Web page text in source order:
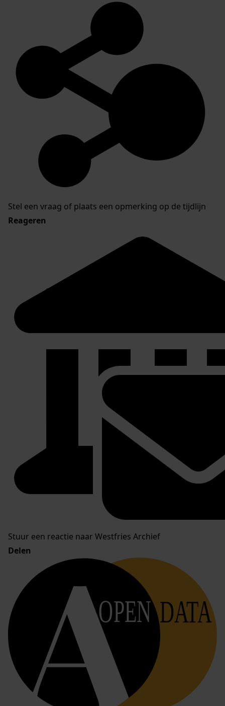
Stel een vraag of plaats een opmerking op de tijdlijn
Reageren
Stuur een reactie naar Westfries Archief
Delen
OPEN DATA